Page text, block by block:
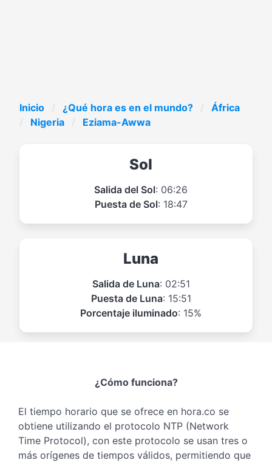
Inicio ¿Qué hora es en el mundo?
África
Nigeria
Eziama-Awwa
Sol
Salida del Sol: 06:26
Puesta de Sol: 18:47
Luna
Salida de Luna: 02:51
Puesta de Luna: 15:51
Porcentaje iluminado: 15%
¿Cómo funciona?
El tiempo horario que se ofrece en hora.co se
obtiene utilizando el protocolo NTP (Network
Time Protocol), con este protocolo se usan tres o
más orígenes de tiempos válidos, permitiendo que